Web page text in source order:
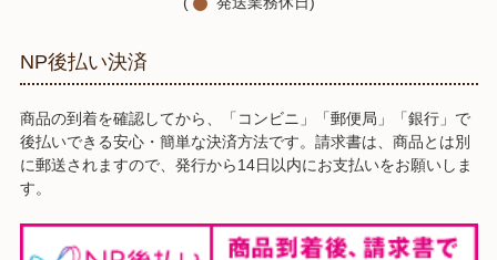
NP後払い決済
商品の到着を確認してから、「コンビニ」「郵便局」「銀行」で
後払いできる安心・簡単な決済方法です。請求書は、商品とは別
に郵送されますので、発行から14日以内にお支払いをお願いしま
す。